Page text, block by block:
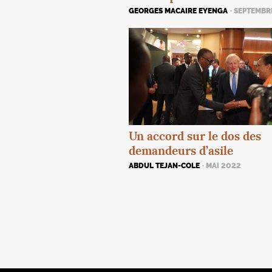
GEORGES MACAIRE EYENGA ·
Un accord sur le dos des
demandeurs d’asile
ABDUL TEJAN-COLE · MAI 2022